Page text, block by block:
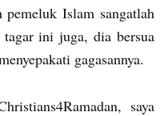
pemeluk Islam sangatlah
ini juga, dia bersua
gagasannya.
saya